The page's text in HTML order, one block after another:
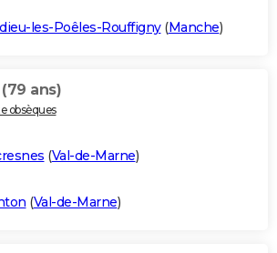
les-Poêles-Rouffigny(Manche)
(79 ans)
obsèques
(Val-de-Marne)
(Val-de-Marne)